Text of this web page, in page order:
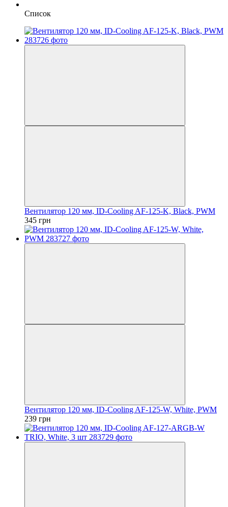
Список
Вентилятор 120 мм, ID-Cooling AF-125-K, Black, PWM
345 грн
Вентилятор 120 мм, ID-Cooling AF-125-W, White, PWM
239 грн